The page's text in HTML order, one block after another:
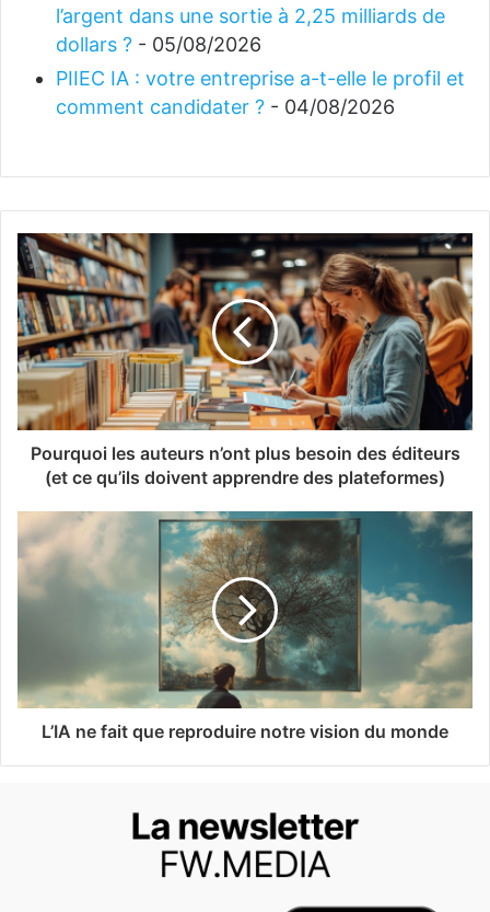
l’argent dans une sortie à 2,25 milliards de
dollars ? - 05/08/2026
PIIEC IA : votre entreprise a-t-elle le profil et
comment candidater ? - 04/08/2026
Pourquoi les auteurs n’ont plus besoin des éditeurs
(et ce qu’ils doivent apprendre des plateformes)
L’IA ne fait que reproduire notre vision du monde